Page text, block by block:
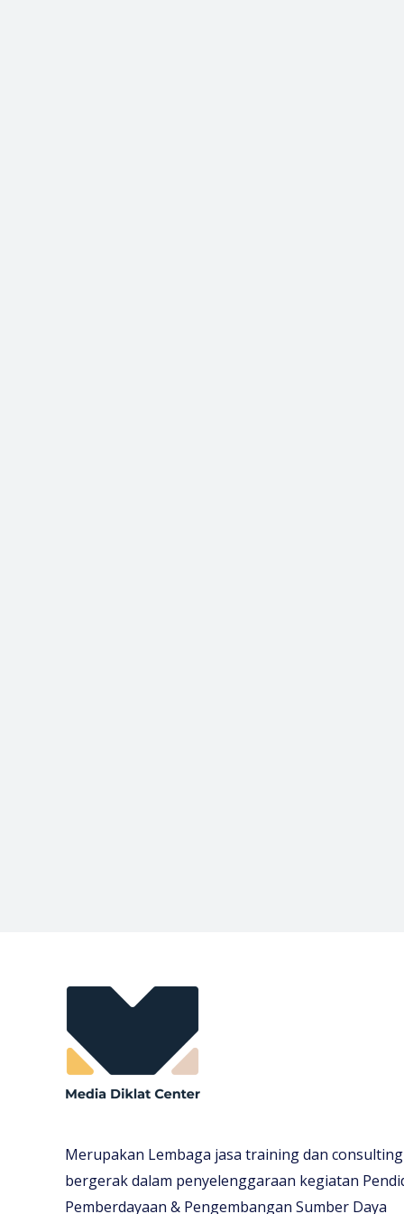
Merupakan Lembaga jasa training dan
bergerak dalam penyelenggaraan kegiatan
Pemberdayaan & Pengembangan Sumber Daya